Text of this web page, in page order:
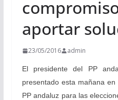
aportar
23/05/2016 admin
El presidente del PP
presentado esta mañana
PP andaluz para las